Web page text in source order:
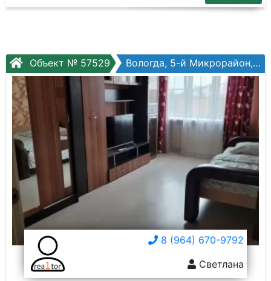
Объект № 57529 Вологда, 5-й Микрорайон, Архангельская ул, №17а
8 (964) 670-9792
Светлана